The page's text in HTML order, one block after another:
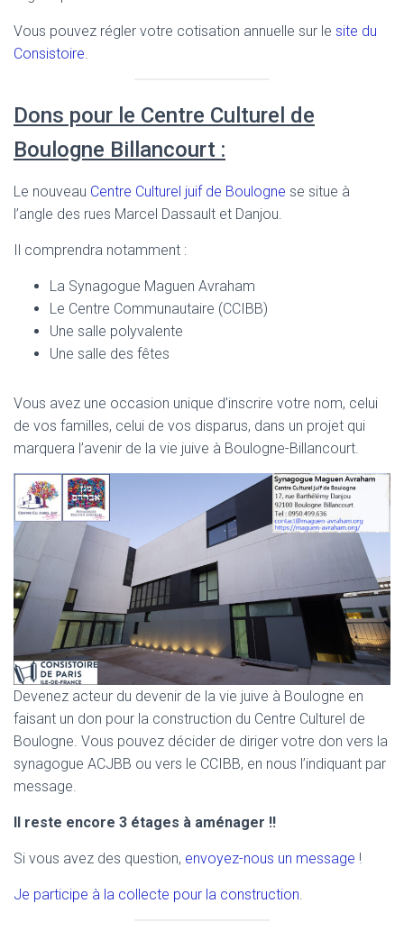
Vous pouvez régler votre cotisation annuelle sur le site du
Consistoire.
Dons pour le Centre Culturel de
Boulogne Billancourt :
Le nouveau Centre Culturel juif de Boulogne se situe à
l’angle des rues Marcel Dassault et Danjou.
Il comprendra notamment :
La Synagogue Maguen Avraham
Le Centre Communautaire (CCIBB)
Une salle polyvalente
Une salle des fêtes
Vous avez une occasion unique d’inscrire votre nom, celui
de vos familles, celui de vos disparus, dans un projet qui
marquera l’avenir de la vie juive à Boulogne-Billancourt.
Devenez acteur du devenir de la vie juive à Boulogne en
faisant un don pour la construction du Centre Culturel de
Boulogne. Vous pouvez décider de diriger votre don vers la
synagogue ACJBB ou vers le CCIBB, en nous l’indiquant par
message.
Il reste encore 3 étages à aménager !!
Si vous avez des question, envoyez-nous un message !
Je participe à la collecte pour la construction.